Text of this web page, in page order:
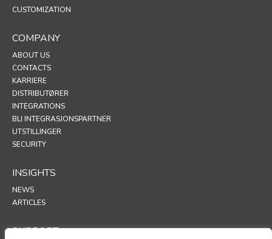
CUSTOMIZATION
COMPANY
ABOUT US
CONTACTS
KARRIERE
DISTRIBUTØRER
INTEGRATIONS
BLI INTEGRASJONSPARTNER
UTSTILLINGER
SECURITY
INSIGHTS
NEWS
ARTICLES
SUPPORT